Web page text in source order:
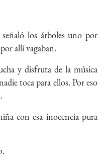
los árboles uno por
allí vagaban.
y disfruta de la música
toca para ellos. Por eso
con esa inocencia pura